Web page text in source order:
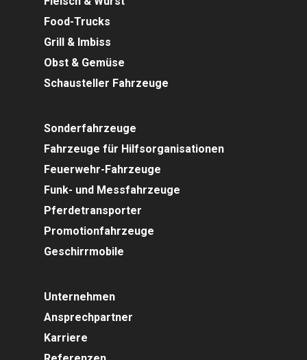
Food-Trucks
Grill & Imbiss
Obst & Gemüse
Schausteller Fahrzeuge
Sonderfahrzeuge
Fahrzeuge für Hilfsorganisationen
Feuerwehr-Fahrzeuge
Funk- und Messfahrzeuge
Pferdetransporter
Promotionfahrzeuge
Geschirrmobile
Unternehmen
Ansprechpartner
Karriere